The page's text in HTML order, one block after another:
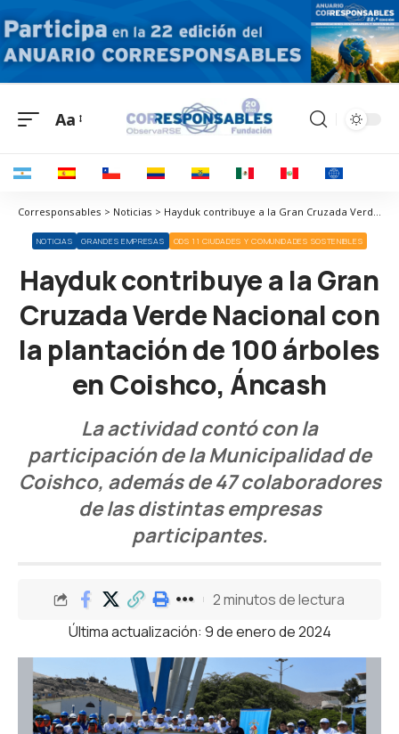
Aa
Corresponsables > Noticias > Hayduk contribuye a la Gran Cruzada Verde Nacional con la plantación de 100 árboles en Coishco, Áncash
NOTICIAS GRANDES EMPRESAS ODS 11 CIUDADES Y COMUNIDADES SOSTENIBLES
Hayduk contribuye a la Gran
Cruzada Verde Nacional con
la plantación de 100 árboles
en Coishco, Áncash
La actividad contó con la
participación de la Municipalidad de
Coishco, además de 47 colaboradores
de las distintas empresas
participantes.
Última actualización: 9 de enero de 2024
2 minutos de lectura